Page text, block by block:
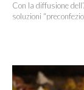
Con la diffusione
soluzioni